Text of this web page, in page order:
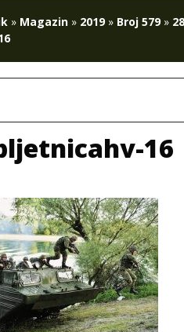
» Magazin » 2019» Broj 579»
16